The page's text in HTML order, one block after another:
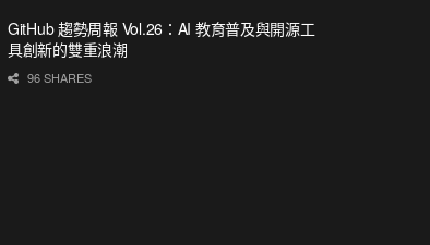
GitHub 趨勢周報 Vol.26：AI 教育普及與開源工
具創新的雙重浪潮
96 SHARES